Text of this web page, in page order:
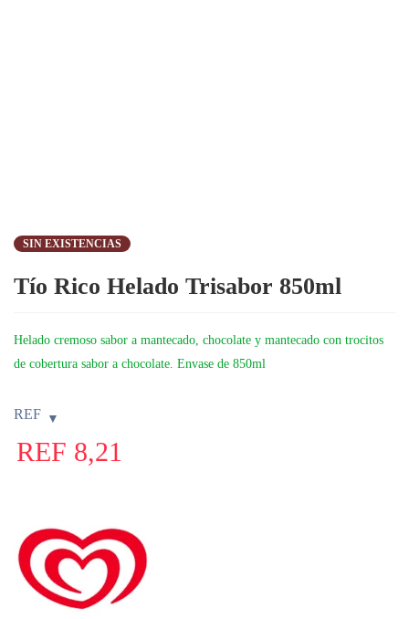
SIN EXISTENCIAS
Tío Rico Helado Trisabor 850ml
Helado cremoso sabor a mantecado, chocolate y mantecado con trocitos
de cobertura sabor a chocolate. Envase de 850ml
REF
REF 8,21